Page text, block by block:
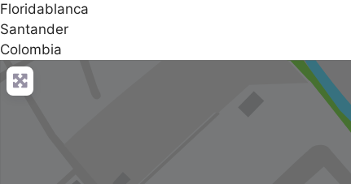
Floridablanca
Santander
Colombia